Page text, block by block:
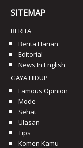
SITEMAP
BERITA
Berita Harian
Editorial
News In English
GAYA HIDUP
Famous Opinion
Mode
Sehat
Ulasan
Tips
Komen Kamu